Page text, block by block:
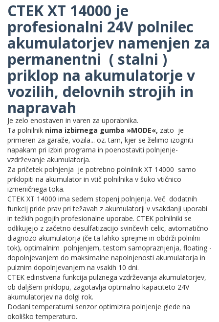
CTEK XT 14000 je
profesionalni 24V polnilec
akumulatorjev namenjen za
permanentni ( stalni )
priklop na akumulatorje v
vozilih, delovnih strojih in
napravah
Je zelo enostaven in varen za uporabnika.
Ta polnilnik nima izbirnega gumba »MODE«, zato je
primeren za garaže, vozila... oz. tam, kjer se želimo izogniti
napakam pri izbiri programa in poenostaviti polnjenje-
vzdrževanje akumulatorja.
Za pričetek polnjenja je potrebno polnilnik XT 14000 samo
priklopiti na akumulator in vtič polnilnika v šuko vtičnico
izmeničnega toka.
CTEK XT 14000 ima sedem stopenj polnjenja. Več dodatnih
funkcij pride prav pri težavah z akumulatorji v vsakdanji uporabi
in težkih pogojih profesionalne uporabe. CTEK polnilniki se
odlikujejo z začetno desulfatizacijo svinčevih celic, avtomatično
diagnozo akumulatorja (če ta lahko sprejme in obdrži polnilni
tok), optimalnim polnjenjem, testom samopraznjenja, floating -
dopolnjevanjem do maksimalne napolnjenosti akumulatorja in
pulznim dopolnjevanjem na vsakih 10 dni.
CTEK edinstvena funkcija pulznega vzdrževanja akumulatorjev,
ob daljšem priklopu, zagotavlja optimalno kapaciteto 24V
akumulatorjev na dolgi rok.
Dodani temperaturni senzor optimizira polnjenje glede na
okoliško temperaturo.